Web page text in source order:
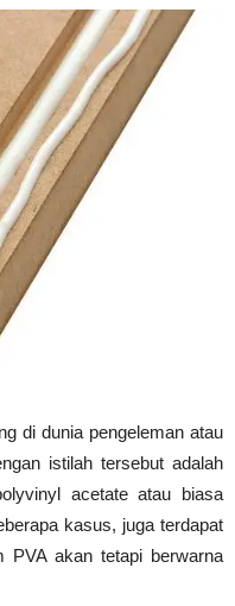
di dunia pengeleman atau
istilah tersebut adalah
acetate atau biasa
kasus, juga terdapat
PVA akan tetapi berwarna